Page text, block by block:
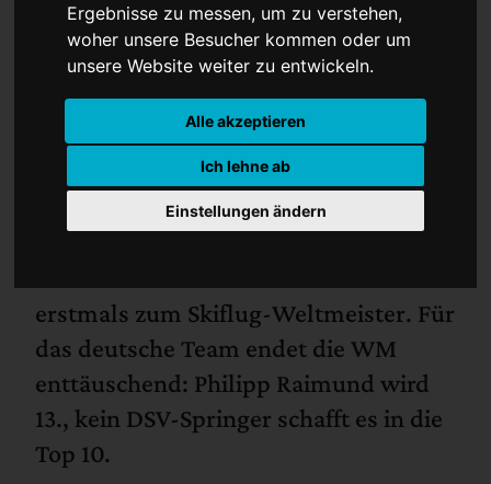
Ergebnisse zu messen, um zu verstehen,
woher unsere Besucher kommen oder um
unsere Website weiter zu entwickeln.
Alle akzeptieren
Ich lehne ab
Einstellungen ändern
erstmals zum Skiflug-Weltmeister. Für
das deutsche Team endet die WM
enttäuschend: Philipp Raimund wird
13., kein DSV-Springer schafft es in die
Top 10.